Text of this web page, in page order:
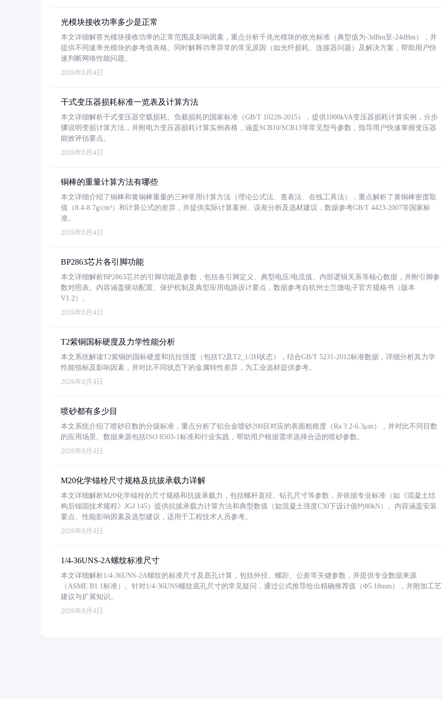
光模块接收功率多少是正常
本文详细解答光模块接收功率的正常范围及影响因素，重点分析千兆光模块的收光标准（典型值为-3dBm至-24dBm），并
提供不同速率光模块的参考值表格。同时解释功率异常的常见原因（如光纤损耗、连接器问题）及解决方案，帮助用户快
速判断网络性能问题。
2026年8月4日
干式变压器损耗标准一览表及计算方法
本文详细解析干式变压器空载损耗、负载损耗的国家标准（GB/T 10228-2015），提供1000kVA变压器损耗计算实例，分步
骤说明变损计算方法，并附电力变压器损耗计算实例表格，涵盖SCB10/SCB13等常见型号参数，指导用户快速掌握变压器
能效评估要点。
2026年8月4日
铜棒的重量计算方法有哪些
本文详细介绍了铜棒和黄铜棒重量的三种常用计算方法（理论公式法、查表法、在线工具法），重点解析了黄铜棒密度取
值（8.4-8.7g/cm³）和计算公式的差异，并提供实际计算案例、误差分析及选材建议，数据参考GB/T 4423-2007等国家标
准。
2026年8月4日
BP2863芯片各引脚功能
本文详细解析BP2863芯片的引脚功能及参数，包括各引脚定义、典型电压/电流值、内部逻辑关系等核心数据，并附引脚参
数对照表。内容涵盖驱动配置、保护机制及典型应用电路设计要点，数据参考自杭州士兰微电子官方规格书（版本
V1.2）。
2026年8月4日
T2紫铜国标硬度及力学性能分析
本文系统解读T2紫铜的国标硬度和抗拉强度（包括T2及T2_1/2H状态），结合GB/T 5231-2012标准数据，详细分析其力学
性能指标及影响因素，并对比不同状态下的金属特性差异，为工业选材提供参考。
2026年8月4日
喷砂都有多少目
本文系统介绍了喷砂目数的分级标准，重点分析了铝合金喷砂200目对应的表面粗糙度（Ra 3.2-6.3μm），并对比不同目数
的应用场景。数据来源包括ISO 8503-1标准和行业实践，帮助用户根据需求选择合适的喷砂参数。
2026年8月4日
M20化学锚栓尺寸规格及抗拔承载力详解
本文详细解析M20化学锚栓的尺寸规格和抗拔承载力，包括螺杆直径、钻孔尺寸等参数，并依据专业标准（如《混凝土结
构后锚固技术规程》JGJ 145）提供抗拔承载力计算方法和典型数值（如混凝土强度C30下设计值约80kN）。内容涵盖安装
要点、性能影响因素及选型建议，适用于工程技术人员参考。
2026年8月4日
1/4-36UNS-2A螺纹标准尺寸
本文详细解析1/4-36UNS-2A螺纹的标准尺寸及底孔计算，包括外径、螺距、公差等关键参数，并提供专业数据来源
（ASME B1.1标准）。针对1/4-36UNS螺纹底孔尺寸的常见疑问，通过公式推导给出精确推荐值（Φ5.18mm），并附加工艺
建议与扩展知识。
2026年8月4日